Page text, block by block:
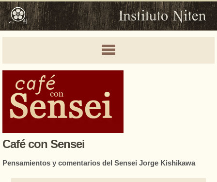
Café con Sensei
Pensamientos y comentarios del Sensei Jorge Kishikawa